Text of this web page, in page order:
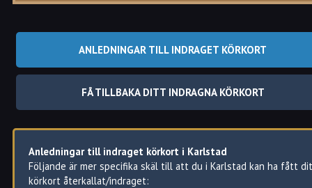
Eller genom upprepade brott visar ovilja att rätta sig
efter de regler som råder i trafiken
Med andra ord så kan du i Karlstad få ditt körkort indraget om
har gjort ett grovt, eller flera lindriga trafikbrott.
Detta gäller oavsett om brotten gäller under prövotiden eller
Ens körkort kan även återkallas av medicinska skäl.
Ibland så säger man återkallat körkort och ibland indraget
ANLEDNINGAR TILL INDRAGET KÖRKORT
FÅ TILLBAKA DITT INDRAGNA KÖRKORT
Anledningar till indraget körkort i Karlstad
Följande är mer specifika skäl till att du i Karlstad kan ha fått
körkort återkallat/indraget: